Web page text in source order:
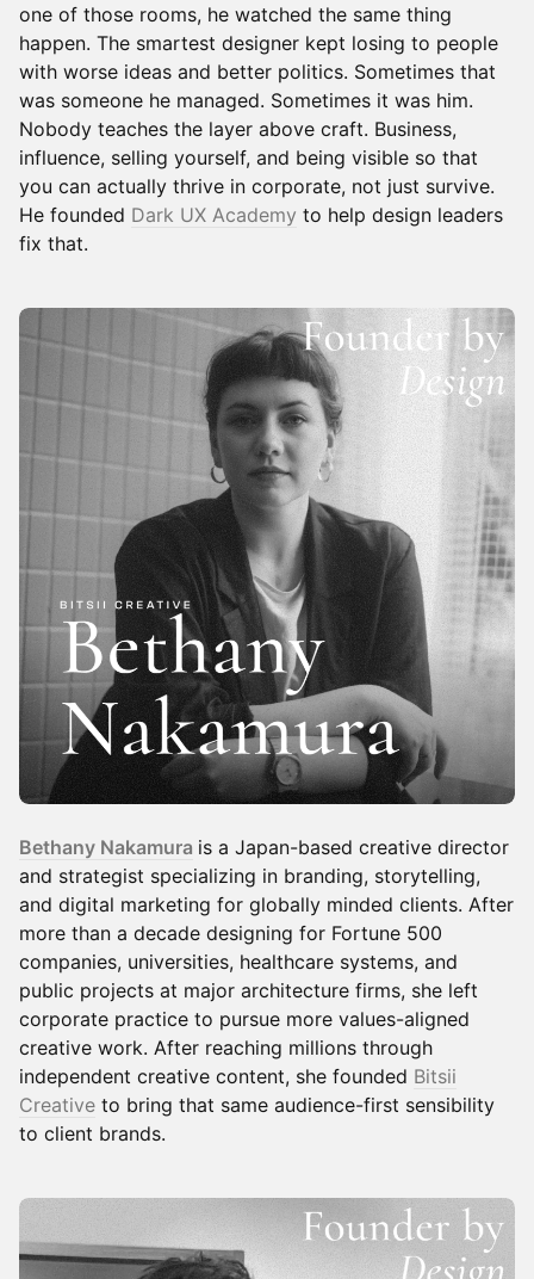
one of those rooms, he watched the same thing
happen. The smartest designer kept losing to people
with worse ideas and better politics. Sometimes that
was someone he managed. Sometimes it was him.
Nobody teaches the layer above craft. Business,
influence, selling yourself, and being visible so that
you can actually thrive in corporate, not just survive.
He founded Dark UX Academy to help design leaders
fix that.
Bethany Nakamura is a Japan-based creative director
and strategist specializing in branding, storytelling,
and digital marketing for globally minded clients. After
more than a decade designing for Fortune 500
companies, universities, healthcare systems, and
public projects at major architecture firms, she left
corporate practice to pursue more values-aligned
creative work. After reaching millions through
independent creative content, she founded Bitsii
Creative to bring that same audience-first sensibility
to client brands.